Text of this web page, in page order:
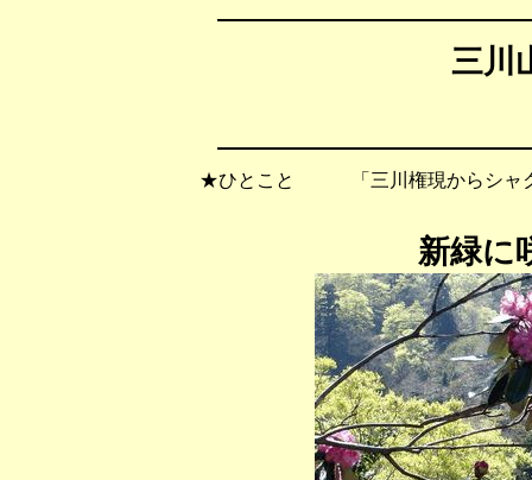
三川
★ひとこと 「三川権現からシャク
新緑に